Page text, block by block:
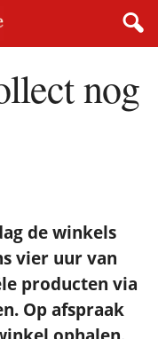
nog
de winkels
vier uur van
producten via
Op afspraak